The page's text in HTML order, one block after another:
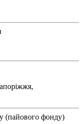
(пайового фонду)